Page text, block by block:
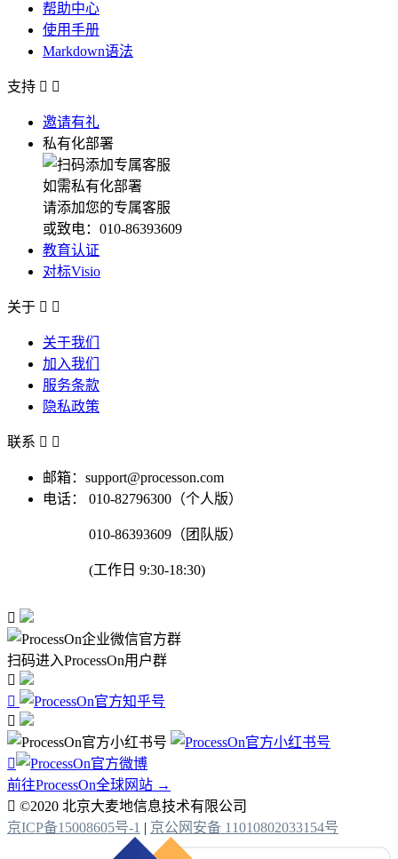
帮助中心
使用手册
Markdown语法
支持  
邀请有礼
私有化部署
如需私有化部署
请添加您的专属客服
或致电：010-86393609
教育认证
对标Visio
关于  
关于我们
加入我们
服务条款
隐私政策
联系  
邮箱：support@processon.com
电话：
010-82796300（个人版）
010-86393609（团队版）
(工作日 9:30-18:30)

扫码进入ProcessOn用户群




前往ProcessOn全球网站 →
 ©2020 北京大麦地信息技术有限公司
京ICP备15008605号-1 | 京公网安备 11010802033154号